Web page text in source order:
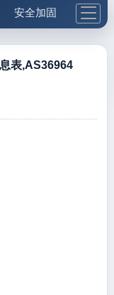
安全加固
更多工具
表,AS36964